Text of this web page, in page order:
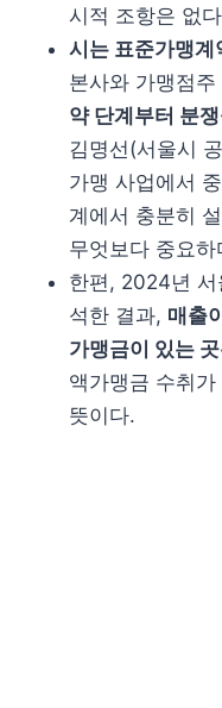
시적 조항은 없
시는 표준가맹계
본사와 가맹점
약 단계부터 분
김명선(서울시
가맹 사업에서
계에서 충분히
무엇보다 중요하
한편, 2024년 서
석한 결과, 매출
가맹금이 있는
액가맹금 수취
뜻이다.